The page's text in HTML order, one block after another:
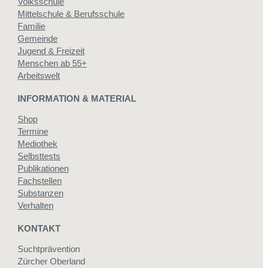
Mittelschule & Berufsschule
Familie
Gemeinde
Jugend & Freizeit
Menschen ab 55+
Arbeitswelt
INFORMATION & MATERIAL
Shop
Termine
Mediothek
Selbsttests
Publikationen
Fachstellen
Substanzen
Verhalten
KONTAKT
Suchtprävention
Zürcher Oberland